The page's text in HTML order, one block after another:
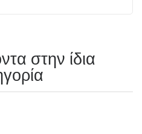
στην ίδια